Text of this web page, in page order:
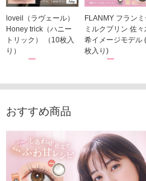
loveil（ラヴェール）
Honey trick（ハニー
トリック） （10枚入
り）
1,760円
FLANMY フランミ
ミルクプリン 佐々
希イメージモデル
枚入り)
1,815円
おすすめ商品